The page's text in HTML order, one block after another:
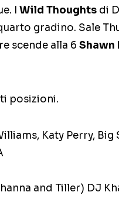
I Wild Thoughts di
gradino. Sale
scende alla 6 Shawn
posizioni.
Katy Perry,
and Tiller) DJ